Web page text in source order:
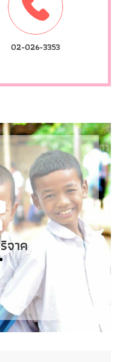
02-026-3353
จาค